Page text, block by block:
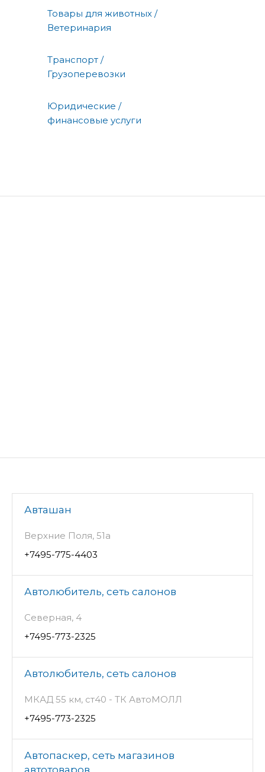
Товары для животных /
Ветеринария
Транспорт /
Грузоперевозки
Юридические /
финансовые услуги
Авташан
Верхние Поля, 51а
+7495-775-4403
Автолюбитель, сеть салонов
Северная, 4
+7495-773-2325
Автолюбитель, сеть салонов
МКАД 55 км, ст40 - ТК АвтоМОЛЛ
+7495-773-2325
Автопаскер, сеть магазинов
автотоваров